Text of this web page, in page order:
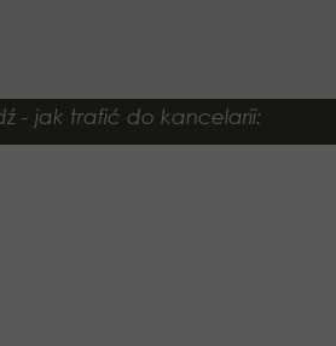
- jak trafić do kancelarii: